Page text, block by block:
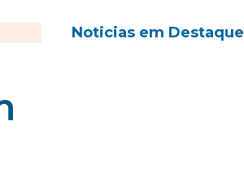
Noticias em Destaque